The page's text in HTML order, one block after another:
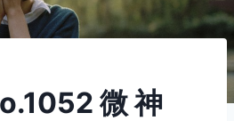
微 神